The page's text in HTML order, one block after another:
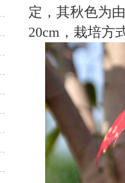
定，其秋色为
20cm，栽培方